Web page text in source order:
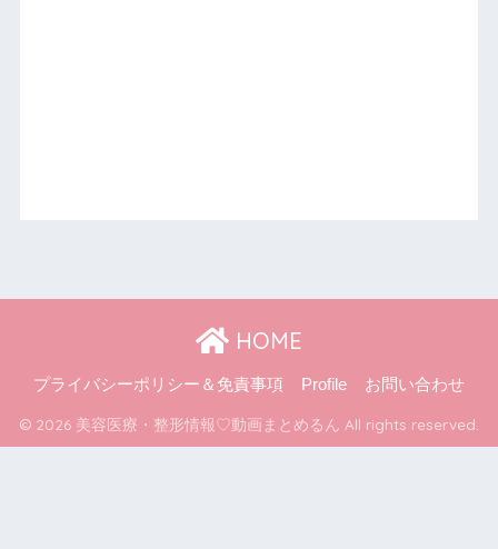
HOME
プライバシーポリシー＆免責事項 Profile お問い合わせ
© 2026 美容医療・整形情報♡動画まとめるん All rights reserved.